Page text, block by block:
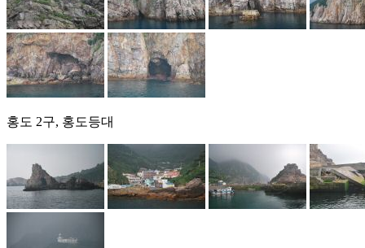
홍도 2구, 홍도등대